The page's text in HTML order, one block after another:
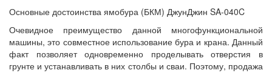
Основные достоинства ямобура (БКМ) ДжунДжин SA-040C
Очевидное преимущество данной многофункциональной
машины, это совместное использование бура и крана. Данный
факт позволяет одновременно проделывать отверстия в
грунте и устанавливать в них столбы и сваи. Поэтому, продажа